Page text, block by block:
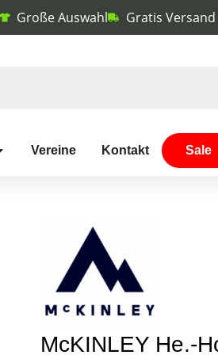
Große Auswahl Gratis
Vereine Kontakt Sale
McKINLEY He.-